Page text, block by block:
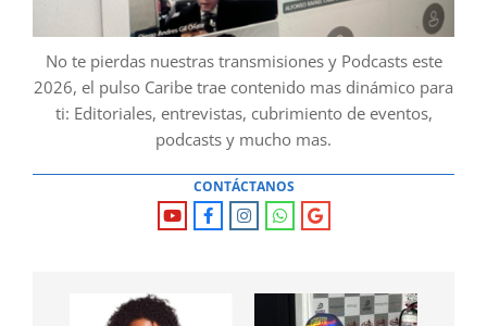
No te pierdas nuestras transmisiones y Podcasts este
2026, el pulso Caribe trae contenido mas dinámico para
ti: Editoriales, entrevistas, cubrimiento de eventos,
podcasts y mucho mas.
CONTÁCTANOS